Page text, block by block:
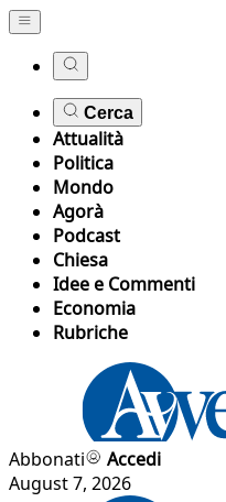
Cerca
Attualità
Politica
Mondo
Agorà
Podcast
Chiesa
Idee e Commenti
Economia
Rubriche
Abbonati
Accedi
August 7, 2026